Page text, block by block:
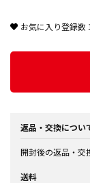
お気に入り登録数
返品・交換につい
開封後の返品・交
送料